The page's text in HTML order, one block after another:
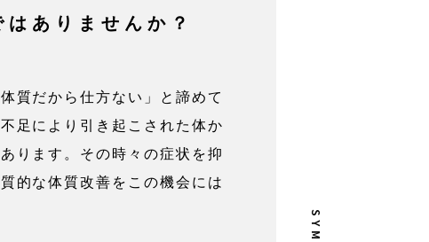
ありませんか？
質だから仕方ない」と諦めて
足により引き起こされた体か
ります。その時々の症状を抑
的な体質改善をこの機会には